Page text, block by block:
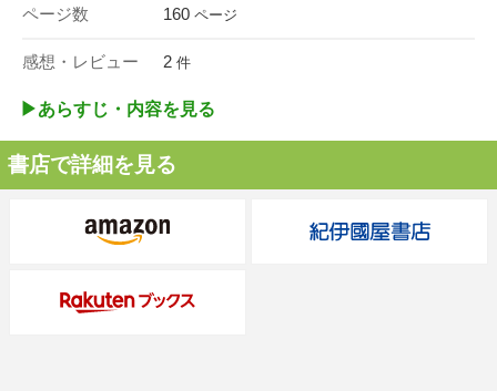
ページ数 160 ページ
感想・レビュー 2 件
▶︎あらすじ・内容を見る
書店で詳細を見る